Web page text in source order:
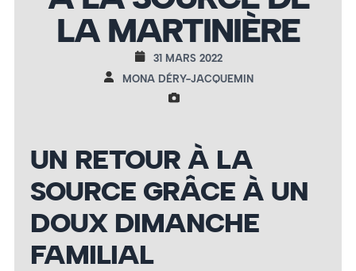
LA MARTINIÈRE
31 MARS 2022
MONA DÉRY-JACQUEMIN
UN RETOUR À LA
SOURCE GRÂCE À UN
DOUX DIMANCHE
FAMILIAL